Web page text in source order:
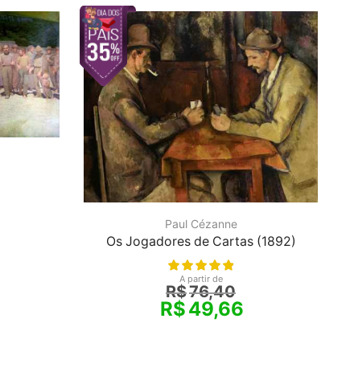
Paul Cézanne
Os Jogadores de Cartas (1892)
A partir de
R$76,40
R$49,66